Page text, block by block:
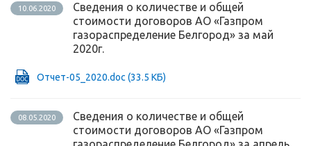
10.06.2020
Сведения о количестве и общей
стоимости договоров АО «Газпром
газораспределение Белгород» за май
2020г.
Отчет-05_2020.doc (33.5 КБ)
08.05.2020
Сведения о количестве и общей
стоимости договоров АО «Газпром